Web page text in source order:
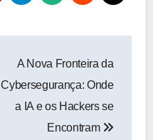
A Nova Fronteira da
Cybersegurança: Onde
a IA e os Hackers se
Encontram